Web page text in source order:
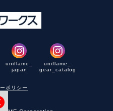
uniflame_
japan
uniflame_
gear_catalog
ポリシー